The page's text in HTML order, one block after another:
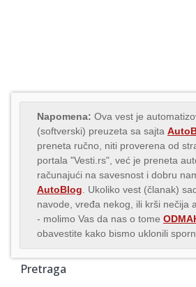
Napomena: Ova vest je
(softverski) preuzeta sa sajta
preneta ručno, niti proverena od
portala "Vesti.rs", već je preneta
računajući na savesnost i dobru
AutoBlog . Ukoliko vest (članak)
navode, vređa nekog, ili krši nečija
- molimo Vas da nas o tome
obavestite kako bismo uklonili
Pretraga